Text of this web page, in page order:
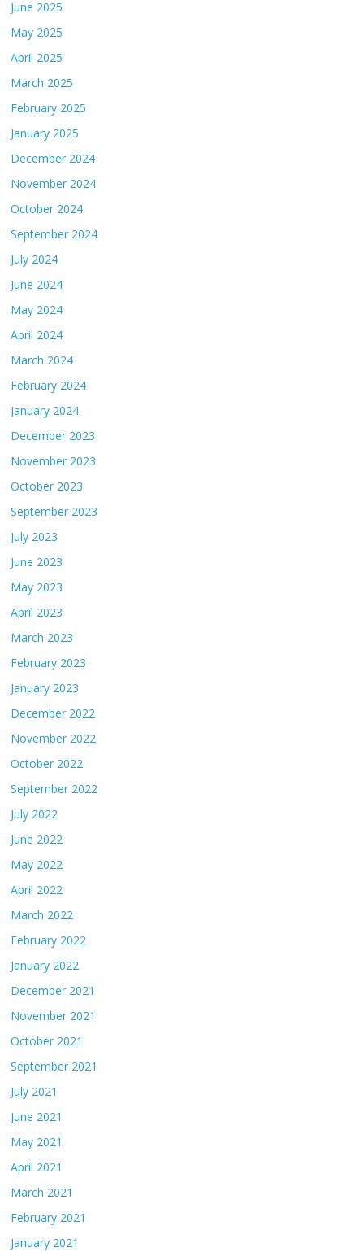
June 2025
May 2025
April 2025
March 2025
February 2025
January 2025
December 2024
November 2024
October 2024
September 2024
July 2024
June 2024
May 2024
April 2024
March 2024
February 2024
January 2024
December 2023
November 2023
October 2023
September 2023
July 2023
June 2023
May 2023
April 2023
March 2023
February 2023
January 2023
December 2022
November 2022
October 2022
September 2022
July 2022
June 2022
May 2022
April 2022
March 2022
February 2022
January 2022
December 2021
November 2021
October 2021
September 2021
July 2021
June 2021
May 2021
April 2021
March 2021
February 2021
January 2021